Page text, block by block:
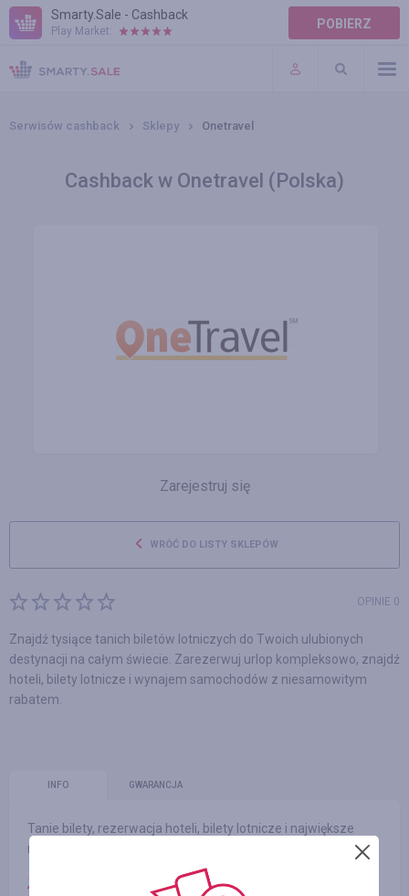
Smarty.Sale - Cashback
Play Market: POBIERZ
POMOC
WARUNKI
Serwisów cashback Sklepy Onetravel
Cashback w Onetravel (Polska)
Zarejestruj się
WRÓĆ DO LISTY SKLEPÓW
OPINIE 0
Znajdź tysiące tanich biletów lotniczych do Twoich ulubionych
destynacji na całym świecie. Zarezerwuj urlop kompleksowo, znajdź
hoteli, bilety lotnicze i wynajem samochodów z niesamowitym
rabatem.
INFO GWARANCJA
Tanie bilety, rezerwacja hoteli, bilety lotnicze i największe
rabaty.
Zamówienie za mniej niż 50 dolarów - nie uczestniczy w